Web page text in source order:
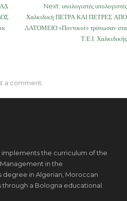
Next: υπολογιστές υπολογιστές
Χαλκιδική ΠΕΤΡΑ ΚΑΙ ΠΕΤΡΕΣ ΑΠΟ
ΛΑΤΟΜΕΙΟ «Ποντικοί» τρύπωσαν στα
Τ.Ε.Ι. Χαλκιδικής
a comment.
the curriculum of the
in the
degree in Algerian, Moroccan
through a Bologna educational